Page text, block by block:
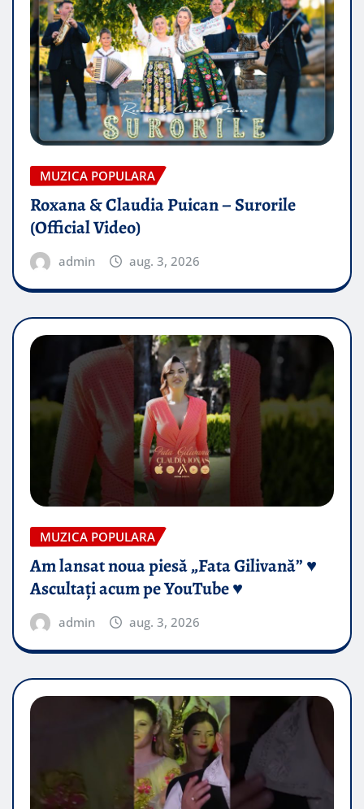
MUZICA POPULARA
Roxana & Claudia Puican – Surorile
(Official Video)
admin aug. 3, 2026
MUZICA POPULARA
Am lansat noua piesă „Fata Gilivană” ♥️
Ascultați acum pe YouTube ♥️
admin aug. 3, 2026